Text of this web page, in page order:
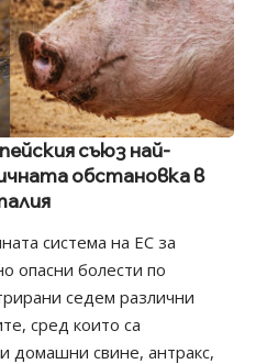
съюз най-
обстановка в
система на ЕС за
опасни болести по
седем различни
сред които са
домашни свине, антракс,